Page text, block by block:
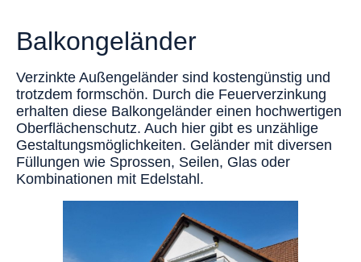
Balkongeländer
Verzinkte Außengeländer sind kostengünstig und
trotzdem formschön. Durch die Feuerverzinkung
erhalten diese Balkongeländer einen hochwertigen
Oberflächenschutz. Auch hier gibt es unzählige
Gestaltungsmöglichkeiten. Geländer mit diversen
Füllungen wie Sprossen, Seilen, Glas oder
Kombinationen mit Edelstahl.